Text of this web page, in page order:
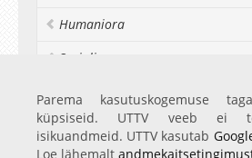
Humaniora
Socialia
Realia et naturalia
Ülikoolist veel
Parema kasutuskogemuse
küpsiseid. UTTV veeb ei
isikuandmeid. UTTV kasutab
Loe lähemalt